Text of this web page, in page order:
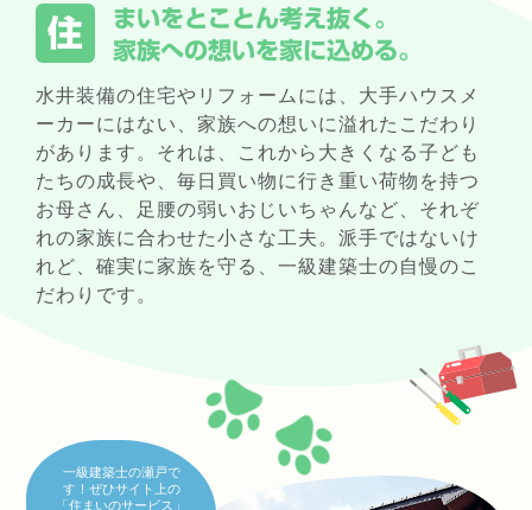
住
まいをとことん考え抜く。
家族への想いを家に込める。
水井装備の住宅やリフォームには、大手ハウスメ
ーカーにはない、家族への想いに溢れたこだわり
があります。それは、これから大きくなる子ども
たちの成長や、毎日買い物に行き重い荷物を持つ
お母さん、足腰の弱いおじいちゃんなど、それぞ
れの家族に合わせた小さな工夫。派手ではないけ
れど、確実に家族を守る、一級建築士の自慢のこ
だわりです。
一級建築士の瀬戸で
す！ぜひサイト上の
「住まいのサービス」